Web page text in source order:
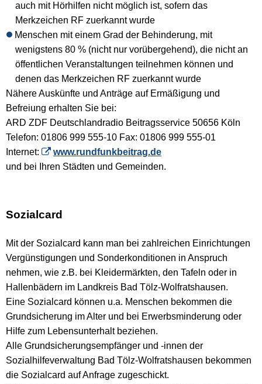
auch mit Hörhilfen nicht möglich ist, sofern das
Merkzeichen RF zuerkannt wurde
Menschen mit einem Grad der Behinderung, mit
wenigstens 80 % (nicht nur vorübergehend), die nicht an
öffentlichen Veranstaltungen teilnehmen können und
denen das Merkzeichen RF zuerkannt wurde
Nähere Auskünfte und Anträge auf Ermäßigung und
Befreiung erhalten Sie bei:
ARD ZDF Deutschlandradio Beitragsservice 50656 Köln
Telefon: 01806 999 555-10 Fax: 01806 999 555-01
Internet:
www.rundfunkbeitrag.de
und bei Ihren Städten und Gemeinden.
Sozialcard
Mit der Sozialcard kann man bei zahlreichen Einrichtungen
Vergünstigungen und Sonderkonditionen in Anspruch
nehmen, wie z.B. bei Kleidermärkten, den Tafeln oder in
Hallenbädern im Landkreis Bad Tölz-Wolfratshausen.
Eine Sozialcard können u.a. Menschen bekommen die
Grundsicherung im Alter und bei Erwerbsminderung oder
Hilfe zum Lebensunterhalt beziehen.
Alle Grundsicherungsempfänger und -innen der
Sozialhilfeverwaltung Bad Tölz-Wolfratshausen bekommen
die Sozialcard auf Anfrage zugeschickt.